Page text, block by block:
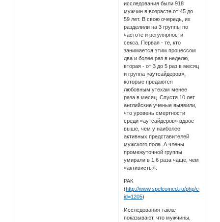
исследования были 918
мужчин в возрасте от 45 до
59 лет. В свою очередь, их
разделили на 3 группы по
частоте и регулярности
секса. Первая - те, кто
занимается этим процессом
два и более раз в неделю,
вторая - от 3 до 5 раз в месяц
и группа «аутсайдеров»,
которые предаются
любовным утехам менее
раза в месяц. Спустя 10 лет
английские ученые выявили,
что уровень смертности
среди «аутсайдеров» вдвое
выше, чем у наиболее
активных представителей
мужского пола. А члены
промежуточной группы
умирали в 1,6 раза чаще, чем
«активисты».
РАК
(http://www.speleomed.ru/php/
id=1205)
Исследования также
показывают, что мужчины,